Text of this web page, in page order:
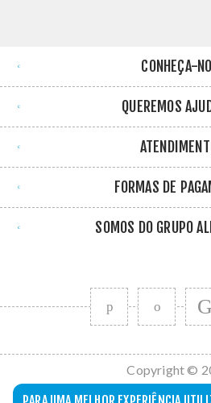
CONHEÇA-
QUEREMOS
FORMAS DE
SOMOS DO GRUPO
Copyright ©
All Nations.